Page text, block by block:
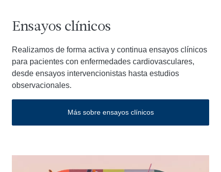
Ensayos clínicos
Realizamos de forma activa y continua ensayos clínicos
para pacientes con enfermedades cardiovasculares,
desde ensayos intervencionistas hasta estudios
observacionales.
Más sobre ensayos clínicos